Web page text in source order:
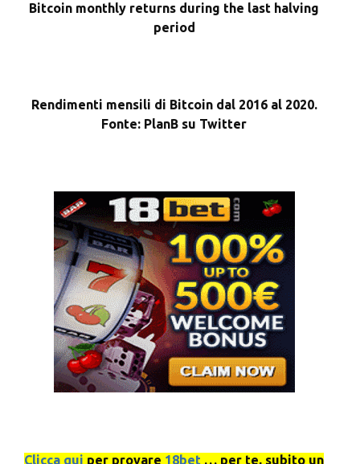
Bitcoin monthly returns during the last halving
period
Rendimenti mensili di Bitcoin dal 2016 al 2020.
Fonte: PlanB su Twitter
Clicca qui per provare 18bet … per te, subito un